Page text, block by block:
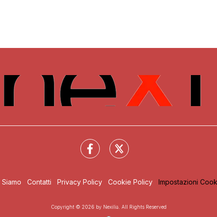
Siamo Contatti Privacy Policy Cookie Policy Impostazioni
Copyright © 2026 by Nexilia. All Rights Reserved